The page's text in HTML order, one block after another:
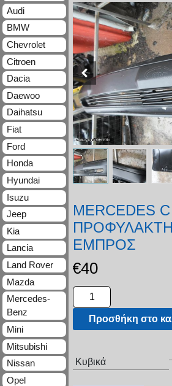
MERCEDES C
ΕΜΠΡΟΣ
€40
Προσθήκη στο
Κυβικά
Audi
BMW
Chevrolet
Citroen
Dacia
Daewoo
Daihatsu
Fiat
Ford
Honda
Hyundai
Isuzu
Jeep
Kia
Lancia
Land Rover
Mazda
Mercedes-
Benz
Mini
Mitsubishi
Nissan
Opel